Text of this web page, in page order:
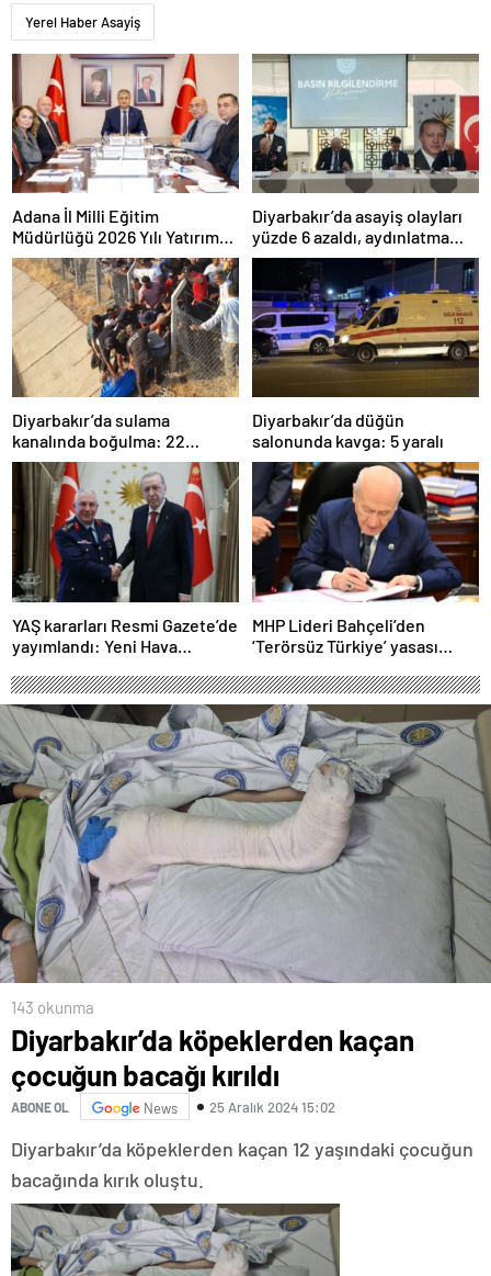
Yerel Haber Asayiş
Adana İl Milli Eğitim
Müdürlüğü 2026 Yılı Yatırım
Programı değerlendirildi
Diyarbakır’da asayiş olayları
yüzde 6 azaldı, aydınlatma
oranı yüzde 98’e yükseldi
Diyarbakır’da sulama
kanalında boğulma: 22
yaşındaki genç hayatını
kaybetti
Diyarbakır’da düğün
salonunda kavga: 5 yaralı
YAŞ kararları Resmi Gazete’de
yayımlandı: Yeni Hava
Orgeneral Rafet Dalkıran
MHP Lideri Bahçeli’den
‘Terörsüz Türkiye’ yasası
143 okunma
Diyarbakır’da köpeklerden kaçan
çocuğun bacağı kırıldı
ABONE OL News 25 Aralık 2024 15:02
Diyarbakır’da köpeklerden kaçan 12 yaşındaki çocuğun
bacağında kırık oluştu.